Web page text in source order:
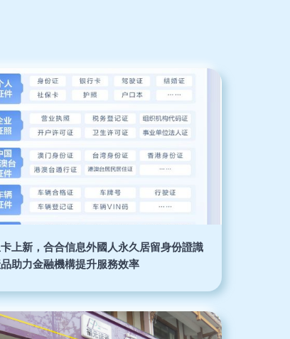
上新，合合信息外國人永久居留身份證識
助力金融機構提升服務效率